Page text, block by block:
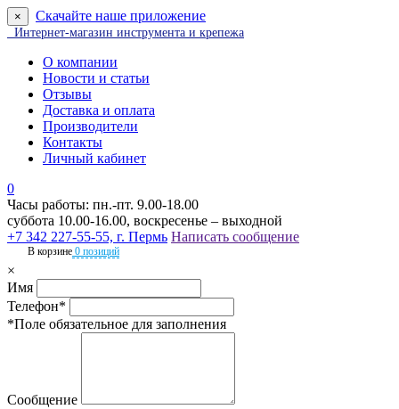
× Скачайте наше приложение
Интернет-магазин инструмента и крепежа
О компании
Новости и статьи
Отзывы
Доставка и оплата
Производители
Контакты
Личный кабинет
0
Часы работы: пн.-пт. 9.00-18.00
суббота 10.00-16.00, воскресенье – выходной
+7 342 227-55-55, г. Пермь Написать сообщение
В корзине 0 позиций
×
Имя
Телефон*
*Поле обязательное для заполнения
Сообщение